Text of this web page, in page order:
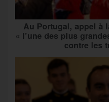
Au Portugal, appel à
« l’une des plus
contre les